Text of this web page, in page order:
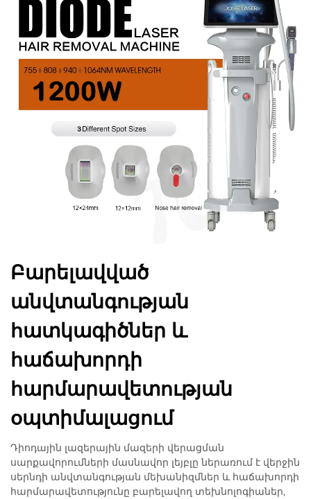
Բարելավված
անվտանգության
հատկագիծներ և
հաճախորդի
հարմարավետության
օպտիմալացում
Դիոդային լազերային մազերի վերացման
սարքավորումների մասնավոր լեյբլը ներառում է վերջին
սերնդի անվտանգության մեխանիզմներ և հաճախորդի
հարմարավետությունը բարելավող տեխնոլոգիաներ,